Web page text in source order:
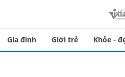
Gia đình Giới trẻ Khỏe -